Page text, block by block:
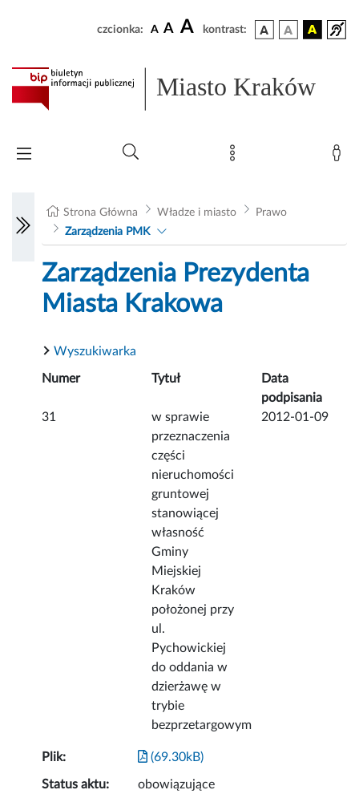
czcionka: A A A kontrast:
Miasto Kraków
Strona Główna Władze i miasto
Prawo
Zarządzenia PMK
Zarządzenia Prezydenta
Miasta Krakowa
Wyszukiwarka
Numer Tytuł
Data
podpisania
31
w sprawie
przeznaczenia
części
nieruchomości
gruntowej
stanowiącej
własność
Gminy
Miejskiej
Kraków
położonej przy
ul.
Pychowickiej
do oddania w
dzierżawę w
trybie
bezprzetargowym
2012-01-09
Plik: (69.30kB)
Status aktu: obowiązujące